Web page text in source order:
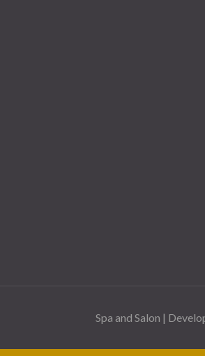
Spa and Salon |